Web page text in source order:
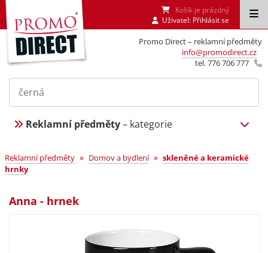
Promo Direct – reklamní předměty
info@promodirect.cz
tel. 776 706 777
Košík je prázdný
Uživatel: Přihlásit se
Reklamní předměty– kategorie
Reklamní předměty » Domov a bydlení» skleněné a keramické
hrnky
Anna - hrnek